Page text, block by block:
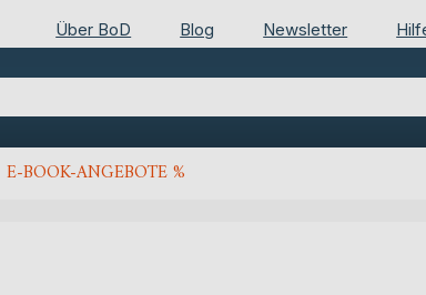
Über BoD Blog Newsletter
E-BOOK-ANGEBOTE %